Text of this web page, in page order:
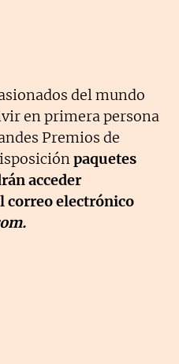
del mundo
en primera persona
Premios de
paquetes
acceder
correo electrónico
.